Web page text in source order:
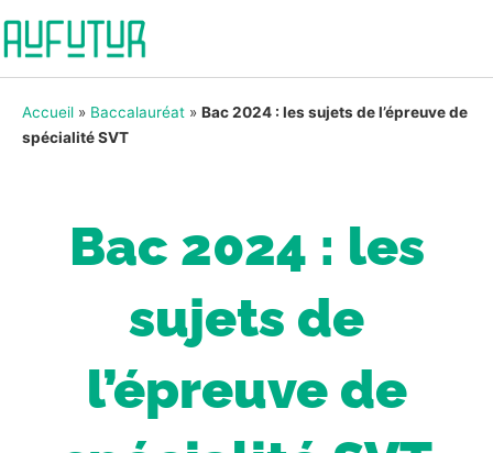
Accueil » Baccalauréat » Bac 2024 : les sujets de l’épreuve de
spécialité SVT
Bac 2024 : les
sujets de
l’épreuve de